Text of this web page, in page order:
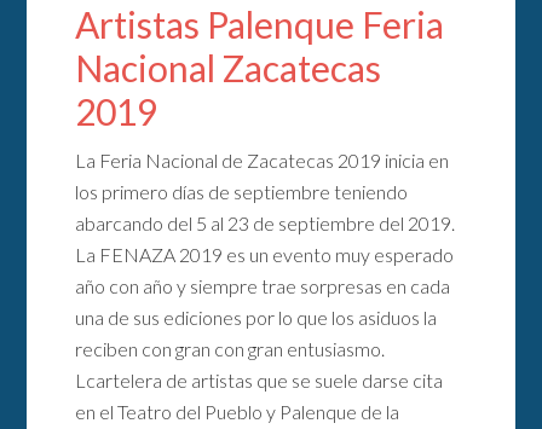
Artistas Palenque Feria
Nacional Zacatecas
2019
La Feria Nacional de Zacatecas 2019 inicia en
los primero días de septiembre teniendo
abarcando del 5 al 23 de septiembre del 2019.
La FENAZA 2019 es un evento muy esperado
año con año y siempre trae sorpresas en cada
una de sus ediciones por lo que los asiduos la
reciben con gran con gran entusiasmo.
Lcartelera de artistas que se suele darse cita
en el Teatro del Pueblo y Palenque de la